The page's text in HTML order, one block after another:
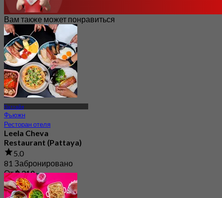
Вам также может понравиться
Паттайя
Фьюжн
Ресторан отеля
Leela Cheva
Restaurant (Pattaya)
5.0
81 Забронировано
От฿ 210